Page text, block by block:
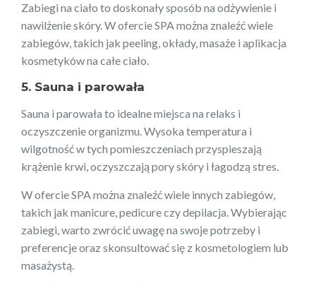
Zabiegi na ciało to doskonały sposób na odżywienie i
nawilżenie skóry. W ofercie SPA można znaleźć wiele
zabiegów, takich jak peeling, okłady, masaże i aplikacja
kosmetyków na całe ciało.
5. Sauna i parowała
Sauna i parowała to idealne miejsca na relaks i
oczyszczenie organizmu. Wysoka temperatura i
wilgotność w tych pomieszczeniach przyspieszają
krążenie krwi, oczyszczają pory skóry i łagodzą stres.
W ofercie SPA można znaleźć wiele innych zabiegów,
takich jak manicure, pedicure czy depilacja. Wybierając
zabiegi, warto zwrócić uwagę na swoje potrzeby i
preferencje oraz skonsultować się z kosmetologiem lub
masażystą.